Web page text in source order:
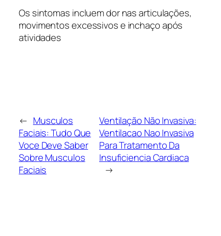
Os sintomas incluem dor nas articulações,
movimentos excessivos e inchaço após
atividades
← Musculos
Faciais: Tudo Que
Voce Deve Saber
Sobre Musculos
Faciais
Ventilação Não Invasiva:
Ventilacao Nao Invasiva
Para Tratamento Da
Insuficiencia Cardiaca
→